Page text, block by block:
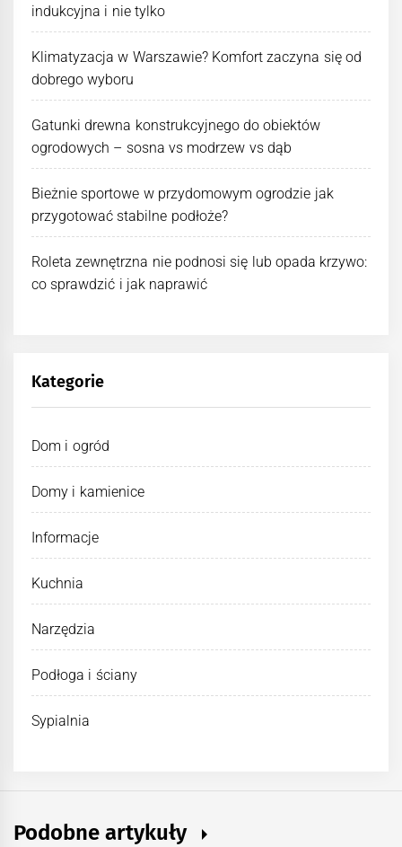
indukcyjna i nie tylko
Klimatyzacja w Warszawie? Komfort zaczyna się od
dobrego wyboru
Gatunki drewna konstrukcyjnego do obiektów
ogrodowych – sosna vs modrzew vs dąb
Bieżnie sportowe w przydomowym ogrodzie jak
przygotować stabilne podłoże?
Roleta zewnętrzna nie podnosi się lub opada krzywo:
co sprawdzić i jak naprawić
Kategorie
Dom i ogród
Domy i kamienice
Informacje
Kuchnia
Narzędzia
Podłoga i ściany
Sypialnia
Podobne artykuły